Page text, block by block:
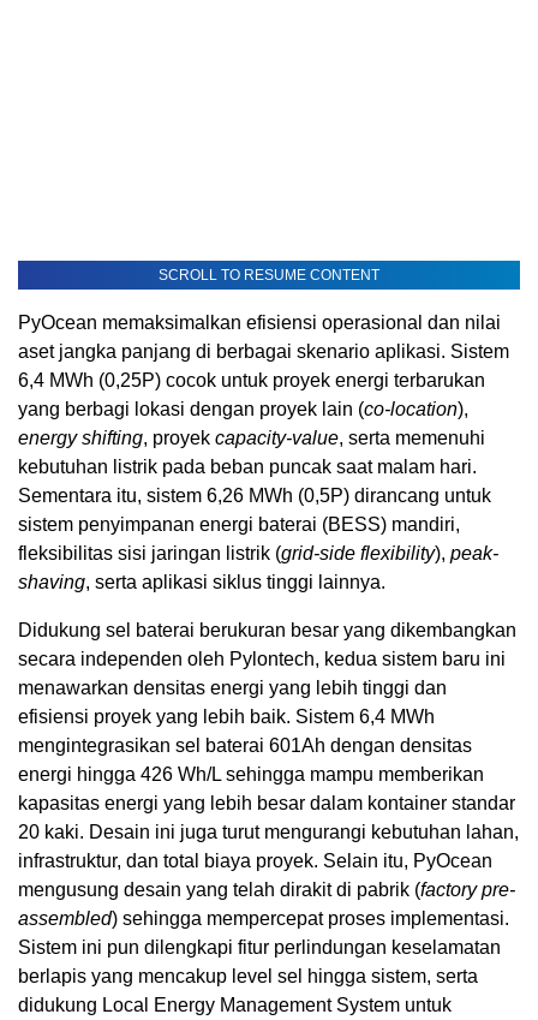
SCROLL TO RESUME CONTENT
PyOcean memaksimalkan efisiensi operasional dan nilai
aset jangka panjang di berbagai skenario aplikasi. Sistem
6,4 MWh (0,25P) cocok untuk proyek energi terbarukan
yang berbagi lokasi dengan proyek lain (co-location),
energy shifting, proyek capacity-value, serta memenuhi
kebutuhan listrik pada beban puncak saat malam hari.
Sementara itu, sistem 6,26 MWh (0,5P) dirancang untuk
sistem penyimpanan energi baterai (BESS) mandiri,
fleksibilitas sisi jaringan listrik (grid-side flexibility), peak-
shaving, serta aplikasi siklus tinggi lainnya.
Didukung sel baterai berukuran besar yang dikembangkan
secara independen oleh Pylontech, kedua sistem baru ini
menawarkan densitas energi yang lebih tinggi dan
efisiensi proyek yang lebih baik. Sistem 6,4 MWh
mengintegrasikan sel baterai 601Ah dengan densitas
energi hingga 426 Wh/L sehingga mampu memberikan
kapasitas energi yang lebih besar dalam kontainer standar
20 kaki. Desain ini juga turut mengurangi kebutuhan lahan,
infrastruktur, dan total biaya proyek. Selain itu, PyOcean
mengusung desain yang telah dirakit di pabrik (factory pre-
assembled) sehingga mempercepat proses implementasi.
Sistem ini pun dilengkapi fitur perlindungan keselamatan
berlapis yang mencakup level sel hingga sistem, serta
didukung Local Energy Management System untuk